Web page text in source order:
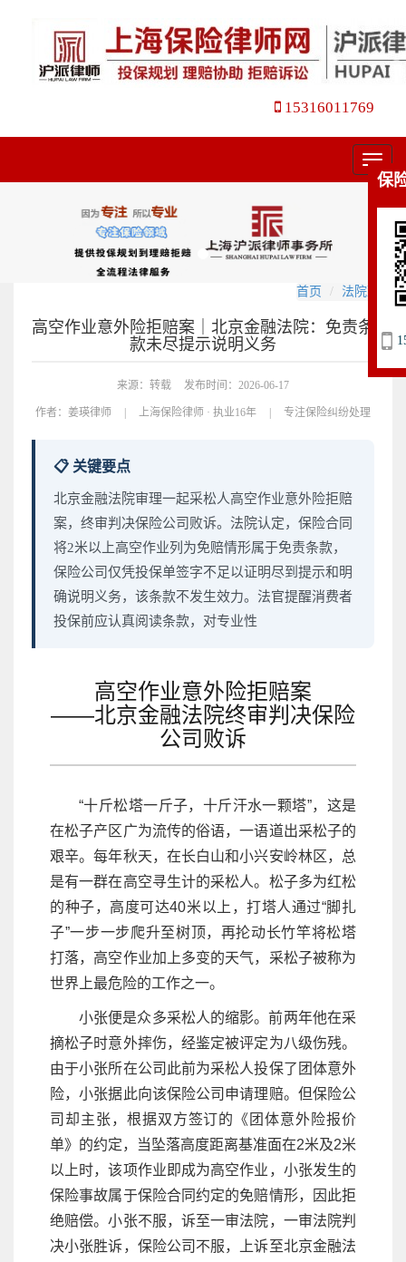
15316011769
菜
单
首页 法院观点
高空作业意外险拒赔案｜北京金融法院：免责条
款未尽提示说明义务
来源：转载 发布时间：2026-06-17
作者： 姜瑛律师 | 上海保险律师 · 执业16年 | 专注保险纠纷处理
📋 关键要点
北京金融法院审理一起采松人高空作业意外险拒赔
案，终审判决保险公司败诉。法院认定，保险合同
将2米以上高空作业列为免赔情形属于免责条款，
保险公司仅凭投保单签字不足以证明尽到提示和明
确说明义务，该条款不发生效力。法官提醒消费者
投保前应认真阅读条款，对专业性
高空作业意外险拒赔案
——北京金融法院终审判决保险
公司败诉
“十斤松塔一斤子，十斤汗水一颗塔”，这是
在松子产区广为流传的俗语，一语道出采松子的
艰辛。每年秋天，在长白山和小兴安岭林区，总
是有一群在高空寻生计的采松人。松子多为红松
的种子，高度可达40米以上，打塔人通过“脚扎
子”一步一步爬升至树顶，再抡动长竹竿将松塔
打落，高空作业加上多变的天气，采松子被称为
世界上最危险的工作之一。
小张便是众多采松人的缩影。前两年他在采
摘松子时意外摔伤，经鉴定被评定为八级伤残。
由于小张所在公司此前为采松人投保了团体意外
险，小张据此向该保险公司申请理赔。但保险公
司却主张，根据双方签订的《团体意外险报价
单》的约定，当坠落高度距离基准面在2米及2米
以上时，该项作业即成为高空作业，小张发生的
保险事故属于保险合同约定的免赔情形，因此拒
绝赔偿。小张不服，诉至一审法院，一审法院判
决小张胜诉，保险公司不服，上诉至北京金融法
保